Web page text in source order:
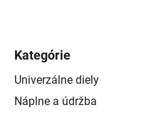
Kategórie
Univerzálne diely
Náplne a údržba